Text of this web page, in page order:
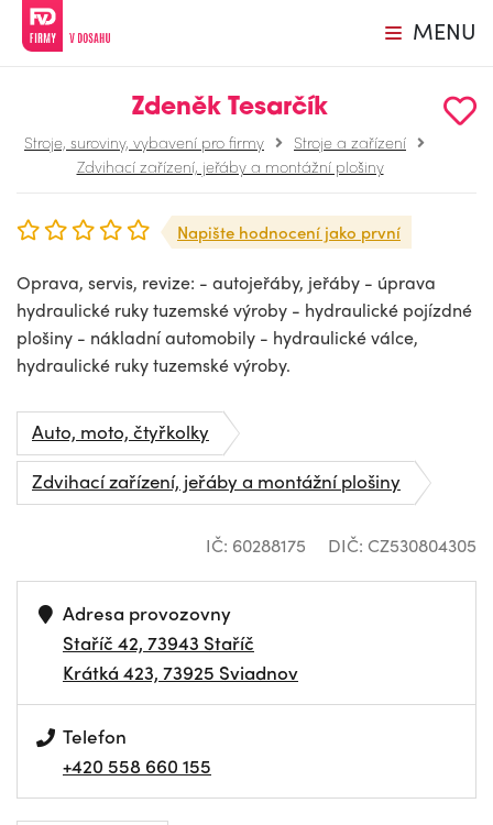
MENU
Zdeněk Tesarčík
Stroje, suroviny, vybavení pro firmy
Stroje a zařízení
Zdvihací zařízení, jeřáby a montážní plošiny
Napište hodnocení jako první
Oprava, servis, revize: - autojeřáby, jeřáby - úprava
hydraulické ruky tuzemské výroby - hydraulické pojízdné
plošiny - nákladní automobily - hydraulické válce,
hydraulické ruky tuzemské výroby.
Auto, moto, čtyřkolky
Zdvihací zařízení, jeřáby a montážní plošiny
IČ: 60288175 DIČ: CZ530804305
Adresa provozovny
Staříč 42, 73943 Staříč
Krátká 423, 73925 Sviadnov
Telefon
+420 558 660 155